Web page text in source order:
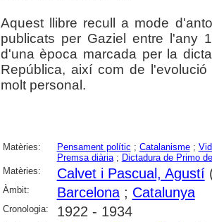
Aquest llibre recull a mode
publicats per Gaziel entre l'any
d'una època marcada per la
República, així com de
molt personal.
Matèries: Pensament polític ; Catalanisme;
Premsa diària; Dictadura de Primo
Matèries:
Calvet i Pascual, Agustí
Àmbit: Barcelona; Catalunya
Cronologia: 1922 - 1934